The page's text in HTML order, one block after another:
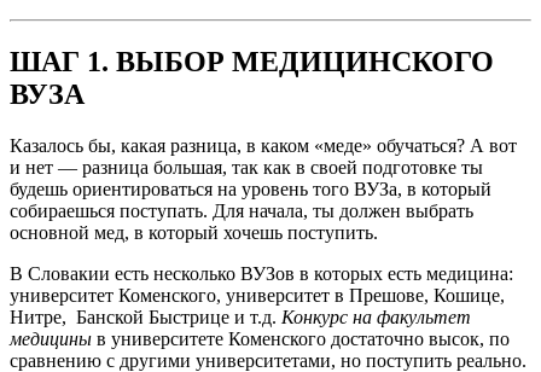
ШАГ 1. ВЫБОР МЕДИЦИНСКОГО
ВУЗА
Казалось бы, какая разница, в каком «меде» обучаться? А вот
и нет — разница большая, так как в своей подготовке ты
будешь ориентироваться на уровень того ВУЗа, в который
собираешься поступать. Для начала, ты должен выбрать
основной мед, в который хочешь поступить.
В Словакии есть несколько ВУЗов в которых есть медицина:
университет Коменского, университет в Прешове, Кошице,
Нитре, Банской Быстрице и т.д. Конкурс на факультет
медицины в университете Коменского достаточно высок, по
сравнению с другими университетами, но поступить реально.